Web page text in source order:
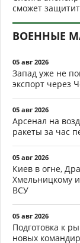
сможет
ВОЕННЫЕ
05 авг 2026
Запад уже не
экспорт через
05 авг 2026
Арсенал на
ракеты за час
05 авг 2026
Киев в огне,
Хмельницкому
ВСУ
05 авг 2026
Подготовка к
новых